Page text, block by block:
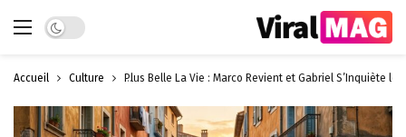
Dark mode
Accueil Culture Plus Belle La Vie : Marco Revient et Gabriel S’Inquiète le